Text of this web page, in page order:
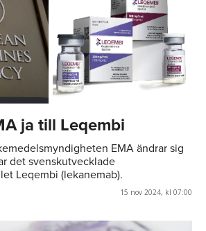
ja till Leqembi
EMA ändrar sig
det svenskutvecklade
Leqembi (lekanemab).
15 nov 2024, kl 07:00